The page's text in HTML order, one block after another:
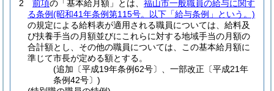
2
前項の「基本給月額」とは、 福山市一般職員の給与に関す
る条例(昭和41年条例第115号。以下「給与条例」という。)
の規定による給料表が適用される職員については、給料及
び扶養手当の月額並びにこれらに対する地域手当の月額の
合計額とし、その他の職員については、この基本給月額に
準じて市長が定める額とする。
(追加〔平成19年条例62号〕、一部改正〔平成21年
条例42号〕)